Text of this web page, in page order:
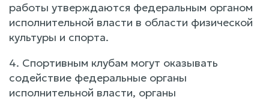
работы утверждаются федеральным органом
исполнительной власти в области физической
культуры и спорта.
4. Спортивным клубам могут оказывать
содействие федеральные органы
исполнительной власти, органы